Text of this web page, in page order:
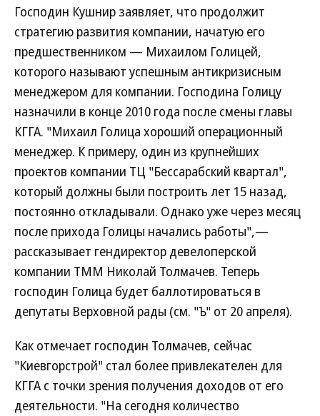
Господин Кушнир заявляет, что продолжит
стратегию развития компании, начатую его
предшественником — Михаилом Голицей,
которого называют успешным антикризисным
менеджером для компании. Господина Голицу
назначили в конце 2010 года после смены главы
КГГА. "Михаил Голица хороший операционный
менеджер. К примеру, один из крупнейших
проектов компании ТЦ "Бессарабский квартал",
который должны были построить лет 15 назад,
постоянно откладывали. Однако уже через месяц
после прихода Голицы начались работы",—
рассказывает гендиректор девелоперской
компании ТММ Николай Толмачев. Теперь
господин Голица будет баллотироваться в
депутаты Верховной рады (см. "Ъ" от 20 апреля).
Как отмечает господин Толмачев, сейчас
"Киевгорстрой" стал более привлекателен для
КГГА с точки зрения получения доходов от его
деятельности. "На сегодня количество